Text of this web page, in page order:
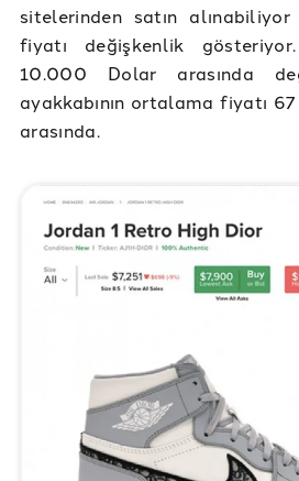
sitelerinden satın alınabiliyor
fiyatı değişkenlik
10.000 Dolar arasında
ayakkabının ortalama fiyatı
arasında.